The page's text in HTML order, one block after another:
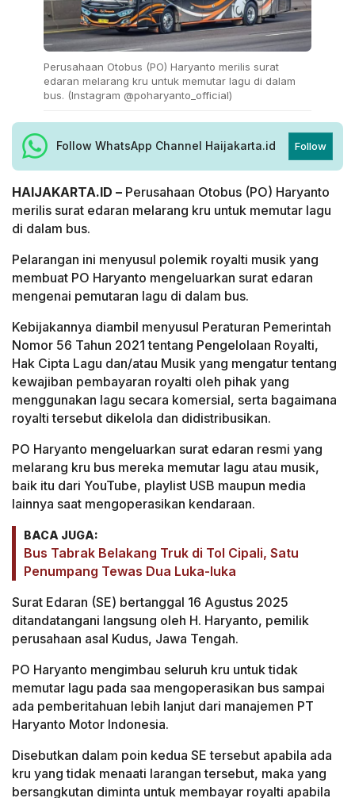
Perusahaan Otobus (PO) Haryanto merilis surat
edaran melarang kru untuk memutar lagu di dalam
bus. (Instagram @poharyanto_official)
Follow WhatsApp Channel Haijakarta.id Follow
HAIJAKARTA.ID – Perusahaan Otobus (PO) Haryanto
merilis surat edaran melarang kru untuk memutar lagu
di dalam bus.
Pelarangan ini menyusul polemik royalti musik yang
membuat PO Haryanto mengeluarkan surat edaran
mengenai pemutaran lagu di dalam bus.
Kebijakannya diambil menyusul Peraturan Pemerintah
Nomor 56 Tahun 2021 tentang Pengelolaan Royalti,
Hak Cipta Lagu dan/atau Musik yang mengatur tentang
kewajiban pembayaran royalti oleh pihak yang
menggunakan lagu secara komersial, serta bagaimana
royalti tersebut dikelola dan didistribusikan.
PO Haryanto mengeluarkan surat edaran resmi yang
melarang kru bus mereka memutar lagu atau musik,
baik itu dari YouTube, playlist USB maupun media
lainnya saat mengoperasikan kendaraan.
BACA JUGA:
Bus Tabrak Belakang Truk di Tol Cipali, Satu
Penumpang Tewas Dua Luka-luka
Surat Edaran (SE) bertanggal 16 Agustus 2025
ditandatangani langsung oleh H. Haryanto, pemilik
perusahaan asal Kudus, Jawa Tengah.
PO Haryanto mengimbau seluruh kru untuk tidak
memutar lagu pada saa mengoperasikan bus sampai
ada pemberitahuan lebih lanjut dari manajemen PT
Haryanto Motor Indonesia.
Disebutkan dalam poin kedua SE tersebut apabila ada
kru yang tidak menaati larangan tersebut, maka yang
bersangkutan diminta untuk membayar royalti apabila